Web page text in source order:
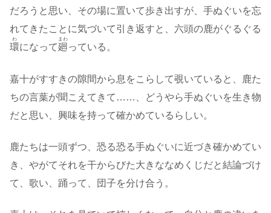
だろうと思い、その場に置いて歩き出すが、手ぬぐいを忘
れてきたことに気づいて引き返すと、六頭の鹿がぐるぐる
環
わ
になって廻
まわ
っている。
嘉十がすすきの隙間から息をこらして覗いていると、鹿た
ちの言葉が聞こえてきて……、どうやら手ぬぐいを生き物
だと思い、興味を持って確かめているらしい。
鹿たちは一頭ずつ、恐る恐る手ぬぐいに近づき確かめてい
き、やがてそれを干からびた大きななめくじだと結論づけ
て、歌い、踊って、団子を分け合う。